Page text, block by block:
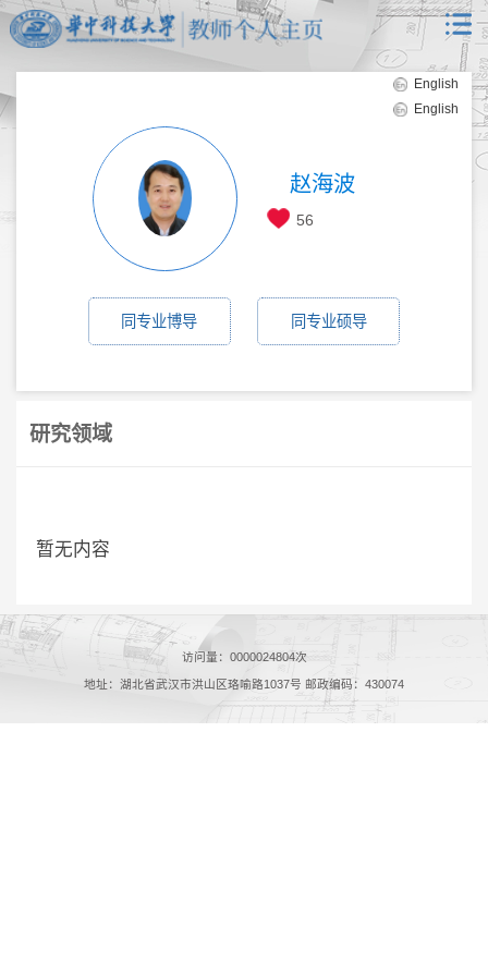
English
English
赵海波
56
同专业博导 同专业硕导
研究领域
暂无内容
访问量： 0000024804次
地址：湖北省武汉市洪山区珞喻路1037号 邮政编码：430074